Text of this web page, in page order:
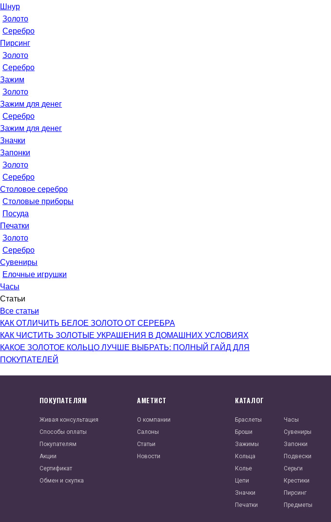
Шнур
Золото
Серебро
Пирсинг
Золото
Серебро
Зажим
Золото
Зажим для денег
Серебро
Зажим для денег
Значки
Запонки
Золото
Серебро
Столовое серебро
Столовые приборы
Посуда
Печатки
Золото
Серебро
Сувениры
Елочные игрушки
Часы
Статьи
Все статьи
КАК ОТЛИЧИТЬ БЕЛОЕ ЗОЛОТО ОТ СЕРЕБРА
КАК ЧИСТИТЬ ЗОЛОТЫЕ УКРАШЕНИЯ В ДОМАШНИХ УСЛОВИЯХ
КАКОЕ ЗОЛОТОЕ КОЛЬЦО ЛУЧШЕ ВЫБРАТЬ: ПОЛНЫЙ ГАЙД ДЛЯ
ПОКУПАТЕЛЕЙ
ПОКУПАТЕЛЯМ
Живая консультация
Способы оплаты
Покупателям
Акции
Сертификат
Обмен и скупка
АМЕТИСТ
О компании
Салоны
Статьи
Новости
КАТАЛОГ
Браслеты
Броши
Зажимы
Кольца
Колье
Цепи
Значки
Печатки
Часы
Сувениры
Запонки
Подвески
Серьги
Крестики
Пирсинг
Предметы